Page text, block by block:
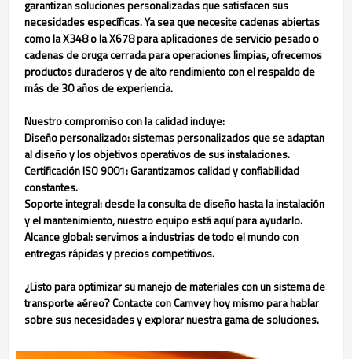
garantizan soluciones personalizadas que satisfacen sus
necesidades específicas. Ya sea que necesite cadenas abiertas
como la X348 o la X678 para aplicaciones de servicio pesado o
cadenas de oruga cerrada para operaciones limpias, ofrecemos
productos duraderos y de alto rendimiento con el respaldo de
más de 30 años de experiencia.
Nuestro compromiso con la calidad incluye:
Diseño personalizado: sistemas personalizados que se adaptan
al diseño y los objetivos operativos de sus instalaciones.
Certificación ISO 9001: Garantizamos calidad y confiabilidad
constantes.
Soporte integral: desde la consulta de diseño hasta la instalación
y el mantenimiento, nuestro equipo está aquí para ayudarlo.
Alcance global: servimos a industrias de todo el mundo con
entregas rápidas y precios competitivos.
¿Listo para optimizar su manejo de materiales con un sistema de
transporte aéreo? Contacte con Camvey hoy mismo para hablar
sobre sus necesidades y explorar nuestra gama de soluciones.